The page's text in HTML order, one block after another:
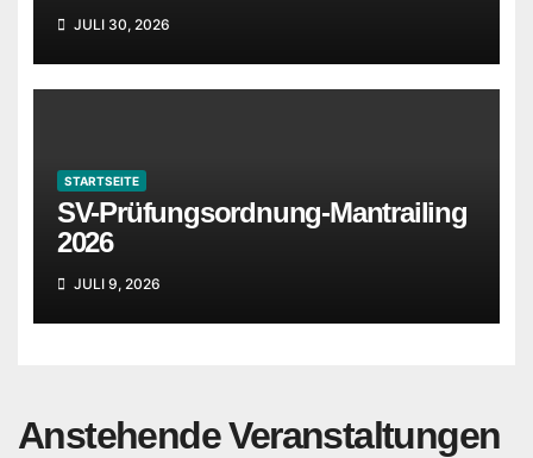
JULI 30, 2026
STARTSEITE
SV-Prüfungsordnung-Mantrailing
2026
JULI 9, 2026
Anstehende Veranstaltungen